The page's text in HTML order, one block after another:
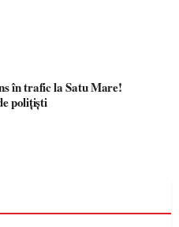
în trafic la Satu Mare!
polițiști